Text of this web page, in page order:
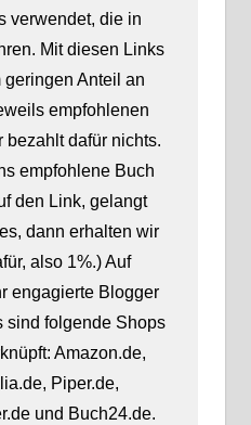
verwendet, die in
Mit diesen Links
Anteil an
empfohlenen
bezahlt dafür nichts.
empfohlene Buch
den Link, gelangt
dann erhalten wir
also 1%.) Auf
engagierte Blogger
sind folgende Shops
Amazon.de,
Piper.de,
und Buch24.de.